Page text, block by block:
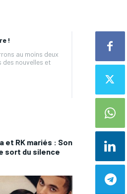
!
au moins deux
des nouvelles et
et RK mariés : Son
sort du silence